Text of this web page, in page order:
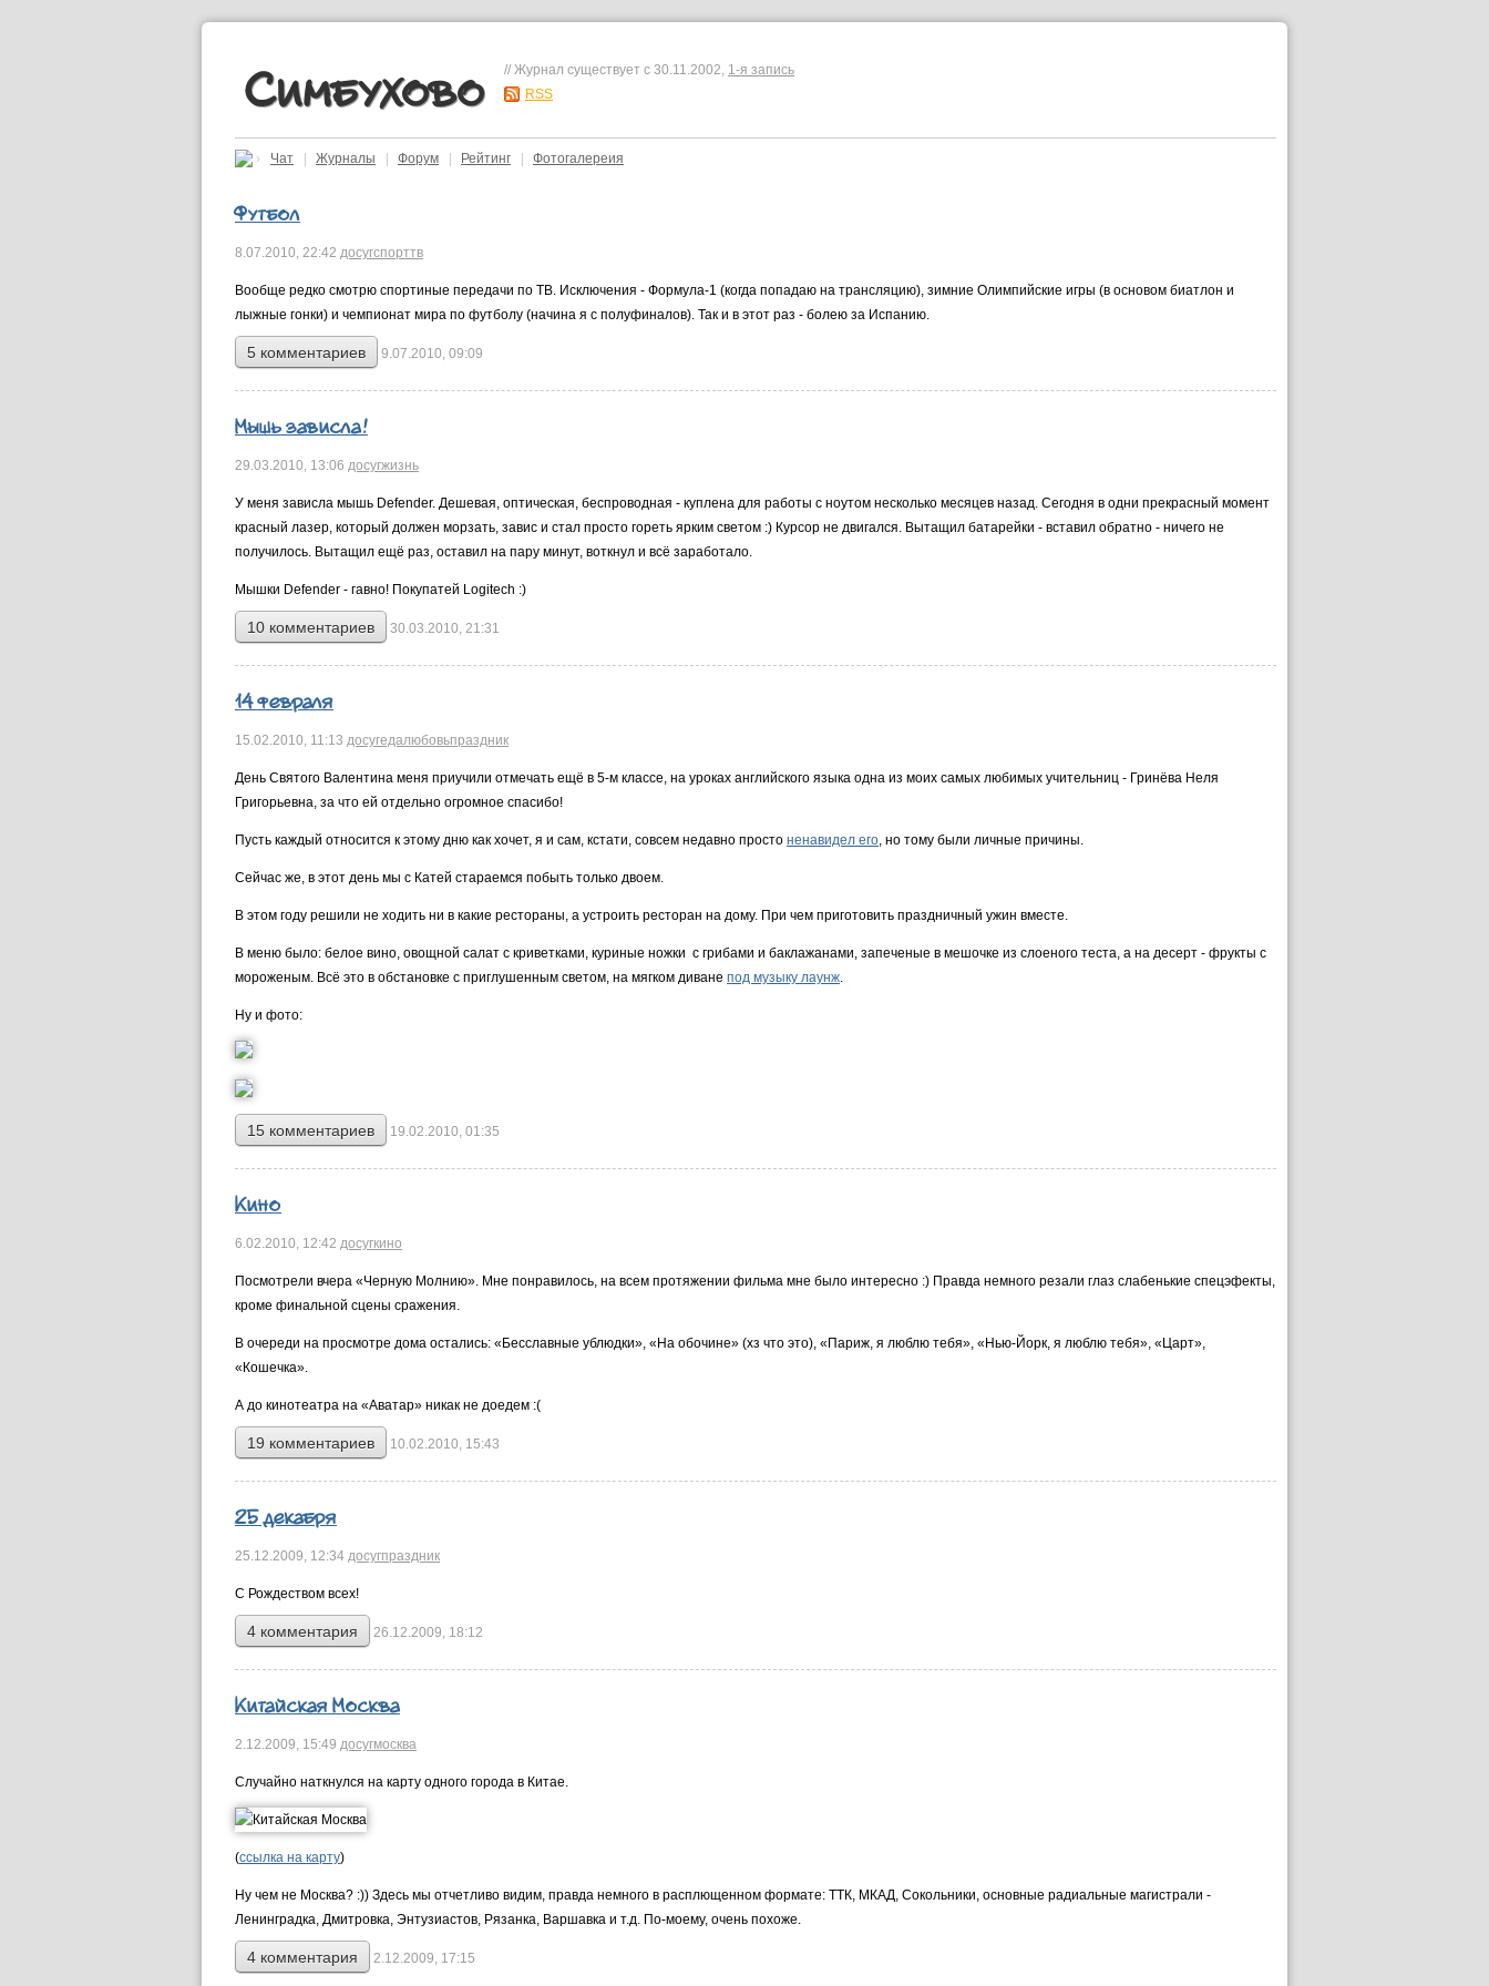
Симбухово // Журнал существует с 30.11.2002, 1-я запись
RSS
› Чат | Журналы | Форум | Рейтинг | Фотогалереия
Футбол
8.07.2010, 22:42 досугспорттв
Вообще редко смотрю спортиные передачи по ТВ. Исключения - Формула-1 (когда попадаю на трансляцию), зимние Олимпийские игры (в основом биатлон и
лыжные гонки) и чемпионат мира по футболу (начина я с полуфиналов). Так и в этот раз - болею за Испанию.
5 комментариев 9.07.2010, 09:09
Мышь зависла!
29.03.2010, 13:06 досугжизнь
У меня зависла мышь Defender. Дешевая, оптическая, беспроводная - куплена для работы с ноутом несколько месяцев назад. Сегодня в одни прекрасный момент
красный лазер, который должен морзать, завис и стал просто гореть ярким светом :) Курсор не двигался. Вытащил батарейки - вставил обратно - ничего не
получилось. Вытащил ещё раз, оставил на пару минут, воткнул и всё заработало.
Мышки Defender - гавно! Покупатей Logitech :)
10 комментариев 30.03.2010, 21:31
14 февраля
15.02.2010, 11:13 досугедалюбовьпраздник
День Святого Валентина меня приучили отмечать ещё в 5-м классе, на уроках английского языка одна из моих самых любимых учительниц - Гринёва Неля
Григорьевна, за что ей отдельно огромное спасибо!
Пусть каждый относится к этому дню как хочет, я и сам, кстати, совсем недавно просто ненавидел его, но тому были личные причины.
Сейчас же, в этот день мы с Катей стараемся побыть только двоем.
В этом году решили не ходить ни в какие рестораны, а устроить ресторан на дому. При чем приготовить праздничный ужин вместе.
В меню было: белое вино, овощной салат с криветками, куриные ножки с грибами и баклажанами, запеченые в мешочке из слоеного теста, а на десерт - фрукты с
мороженым. Всё это в обстановке с приглушенным светом, на мягком диване под музыку лаунж.
Ну и фото:
15 комментариев 19.02.2010, 01:35
Кино
6.02.2010, 12:42 досугкино
Посмотрели вчера «Черную Молнию». Мне понравилось, на всем протяжении фильма мне было интересно :) Правда немного резали глаз слабенькие спецэфекты,
кроме финальной сцены сражения.
В очереди на просмотре дома остались: «Бесславные ублюдки», «На обочине» (хз что это), «Париж, я люблю тебя», «Нью-Йорк, я люблю тебя», «Царт»,
«Кошечка».
А до кинотеатра на «Аватар» никак не доедем :(
19 комментариев 10.02.2010, 15:43
25 декабря
25.12.2009, 12:34 досугпраздник
С Рождеством всех!
4 комментария 26.12.2009, 18:12
Китайская Москва
2.12.2009, 15:49 досугмосква
Случайно наткнулся на карту одного города в Китае.
(ссылка на карту)
Ну чем не Москва? :)) Здесь мы отчетливо видим, правда немного в расплющенном формате: ТТК, МКАД, Сокольники, основные радиальные магистрали -
Ленинградка, Дмитровка, Энтузиастов, Рязанка, Варшавка и т.д. По-моему, очень похоже.
4 комментария 2.12.2009, 17:15